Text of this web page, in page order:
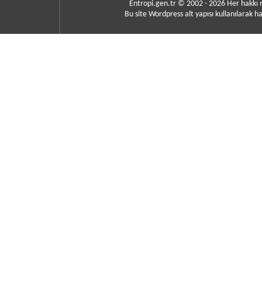
Entropi.gen.tr © 2002 - 2026 Her hakkı
Bu site Wordpress alt yapısı kullanılarak